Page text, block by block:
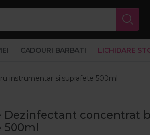
CADOURI BARBATI LICHIDARE
instrumentar si suprafete 500ml
Dezinfectant concentrat